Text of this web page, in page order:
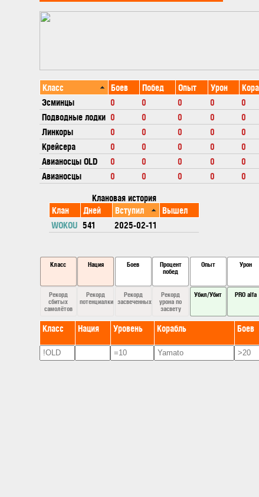
Класс Боев Побед Опыт Урон
Эсминцы
0 0 0 0 0
Подводные лодки 0 0 0 0 0
Линкоры
0 0 0 0 0
Крейсера
0 0 0 0 0
Авианосцы OLD
0 0 0 0 0
Авианосцы
0 0 0 0 0
Клановая история
Клан
Дней Вступил
Вышел
WOKOU 541 2025-02-11
Класс Нация Боев
Процент
побед
Опыт Урон
Рекорд
сбитых
самолётов
Рекорд
потенциалки
Рекорд
засвеченных
Рекорд
урона по
засвету
Убил/Убит PRO alfa
Класс Нация Уровень Корабль Боев